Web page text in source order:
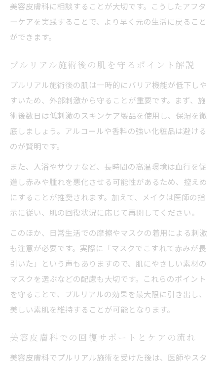
美容皮膚科に相談することが大切です。こうしたアフタ
ーケアを実践することで、より早く元の生活に戻ること
ができます。
プルリアル施術後の肌を守るポイント解説
プルリアル施術後の肌は一時的にバリア機能が低下しや
すいため、外部刺激から守ることが重要です。まず、施
術後数日は低刺激のスキンケア製品を使用し、保湿を徹
底しましょう。アルコールや香料の強い化粧品は避ける
のが賢明です。
また、入浴やサウナなど、長時間の高温環境は血行を促
進し赤みや腫れを悪化させる可能性があるため、控えめ
にすることが推奨されます。加えて、メイクは医師の指
示に従い、肌の回復状況に応じて再開してください。
このほか、日常生活での摩擦やマスクの着用による刺激
も注意が必要です。実際に「マスクでこすれて赤みが長
引いた」という声もありますので、肌にやさしい素材の
マスクを選ぶなどの配慮も大切です。これらのポイント
を守ることで、プルリアルの効果を最大限に引き出し、
美しい素肌を維持することが可能となります。
美容皮膚科での回復サポートとケアの流れ
美容皮膚科でプルリアル施術を受けた後は、医師やスタ